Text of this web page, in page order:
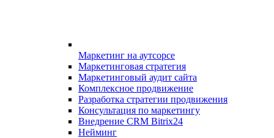
Маркетинг на аутсорсе
Маркетинговая стратегия
Маркетинговый аудит сайта
Комплексное продвижение
Разработка стратегии продвижения
Консультация по маркетингу
Внедрение CRM Bitrix24
Нейминг